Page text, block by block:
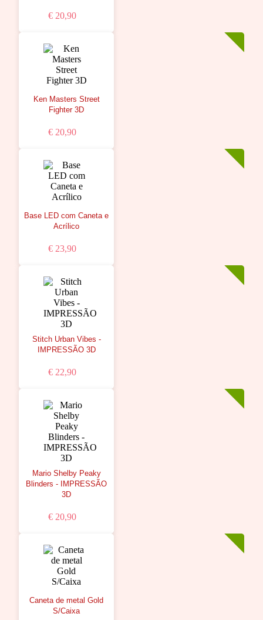
€ 20,90
Ken Masters Street
Fighter 3D
€ 20,90
Base LED com Caneta e
Acrílico
€ 23,90
Stitch Urban Vibes -
IMPRESSÃO 3D
€ 22,90
Mario Shelby Peaky
Blinders - IMPRESSÃO
3D
€ 20,90
Caneta de metal Gold
S/Caixa